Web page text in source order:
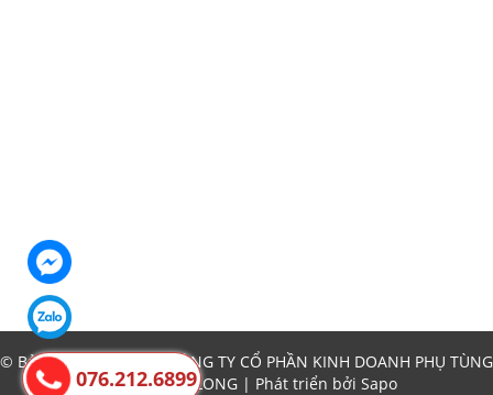
© Bản quyền thuộc về CÔNG TY CỔ PHẦN KINH DOANH PHỤ TÙNG
Ô TÔ THĂNG LONG | Phát triển bởi Sapo
076.212.6899